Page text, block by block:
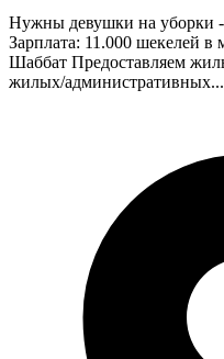
Нужны девушки на уборки
Зарплата: 11.000 шекелей в
Шаббат Предоставляем
жилых/административных...